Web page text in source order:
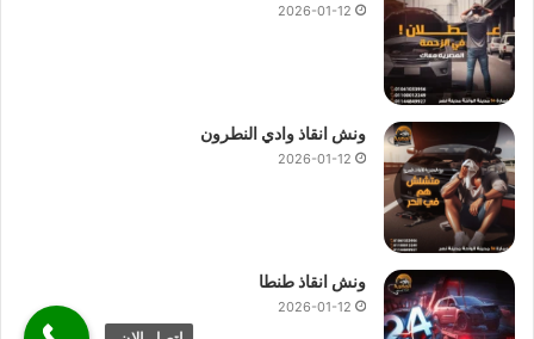
2026-01-12
ونش انقاذ وادي النطرون
2026-01-12
ونش انقاذ طنطا
2026-01-12